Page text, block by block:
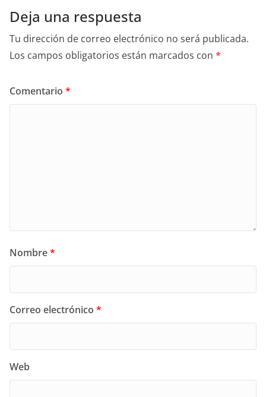
Deja una respuesta
Tu dirección de correo electrónico no será publicada.
Los campos obligatorios están marcados con *
Comentario *
Nombre*
Correo electrónico *
Web